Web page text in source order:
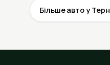
Більше авто у